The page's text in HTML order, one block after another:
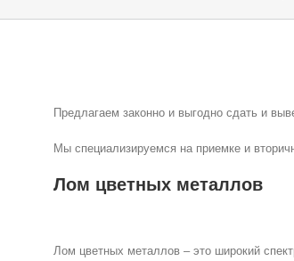
Предлагаем законно и выгодно сдать и
Мы специализируемся на приемке и
Лом цветных металлов
Лом цветных металлов – это широкий